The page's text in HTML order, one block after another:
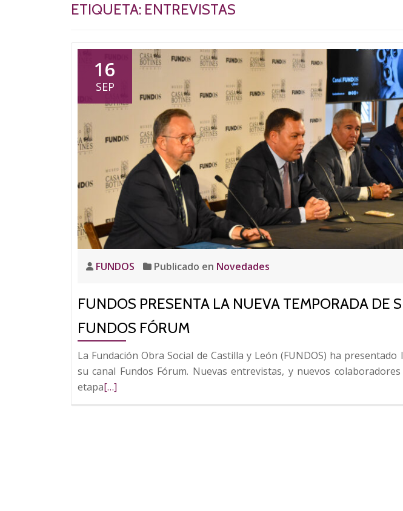
ETIQUETA: ENTREVISTAS
16
SEP
FUNDOS Publicado en Novedades
FUNDOS PRESENTA LA NUEVA TEMPORADA DE
FUNDOS FÓRUM
La Fundación Obra Social de Castilla y León (FUNDOS) ha
su canal Fundos Fórum. Nuevas entrevistas, y nuevos
etapaLeer
[…]